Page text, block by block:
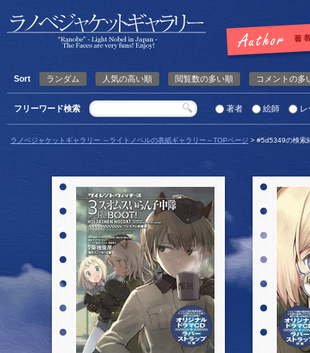
Sort ランダム 人気の高い順 閲覧数の多い順 コメントの多
フリーワード検索 著者 絵師 レ
ラノベジャケットギャラリー ～ライトノベルの表紙ギャラリー～TOPページ > #5d5349の検索
詳細を見る